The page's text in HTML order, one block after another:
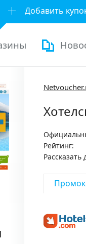
Добавить
Рейтинг:
Рассказать